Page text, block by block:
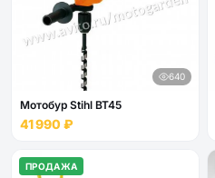
640
Мотобур Stihl BT45
41 990 ₽
ПРОДАЖА